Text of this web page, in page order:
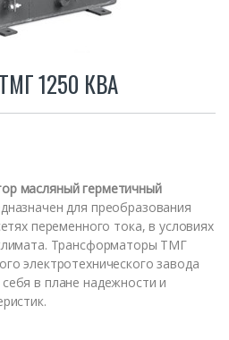
1250 КВА
масляный герметичный
для преобразования
переменного тока, в условиях
Трансформаторы ТМГ
электротехнического завода
в плане надежности и